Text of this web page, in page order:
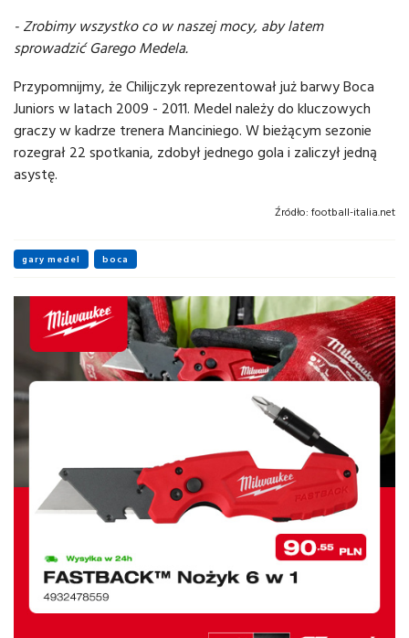
- Zrobimy wszystko co w naszej mocy, aby latem
sprowadzić Garego Medela.
Przypomnijmy, że Chilijczyk reprezentował już barwy Boca
Juniors w latach 2009 - 2011. Medel należy do kluczowych
graczy w kadrze trenera Manciniego. W bieżącym sezonie
rozegrał 22 spotkania, zdobył jednego gola i zaliczył jedną
asystę.
Źródło: football-italia.net
gary medel boca